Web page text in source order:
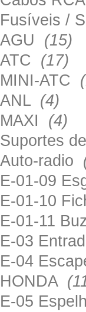
Fusíveis /
AGU (15)
ATC (17)
MINI-ATC
ANL (4)
MAXI (4)
Suportes
Auto-radio
E-01-09
E-01-10
E-01-11
E-03
E-04
HONDA
E-05